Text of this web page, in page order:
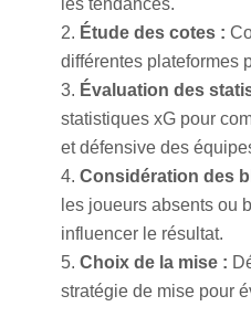
les tendances.
Étude des cotes :
différentes plateformes
Évaluation des
statistiques xG pour
et défensive des
Considération des
les joueurs absents ou
influencer le résultat.
Choix de la mise :
stratégie de mise pour